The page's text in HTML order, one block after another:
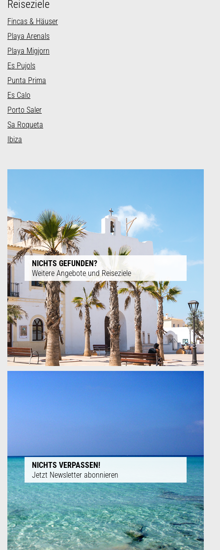
Reiseziele
Fincas & Häuser
Playa Arenals
Playa Migjorn
Es Pujols
Punta Prima
Es Calo
Porto Saler
Sa Roqueta
Ibiza
NICHTS GEFUNDEN?
Weitere Angebote und Reiseziele
NICHTS VERPASSEN!
Jetzt Newsletter abonnieren